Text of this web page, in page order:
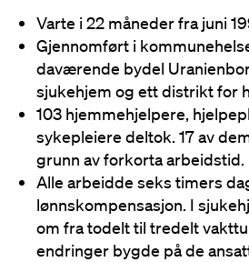
Varte i 22 måneder fra juni
Gjennomført i
daværende bydel
sjukehjem og ett distrikt for
103 hjemmehjelpere,
sykepleiere deltok. 17 av
grunn av forkorta arbeidstid.
Alle arbeidde seks timers
lønnskompensasjon. I
om fra todelt til tredelt
endringer bygde på de